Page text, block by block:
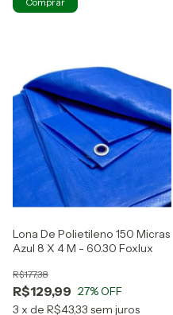
Lona De Polietileno 150 Micras
Azul 8 X 4 M - 60.30 Foxlux
R$129,99
R$177,38
27% OFF
3 x de R$43,33 sem juros